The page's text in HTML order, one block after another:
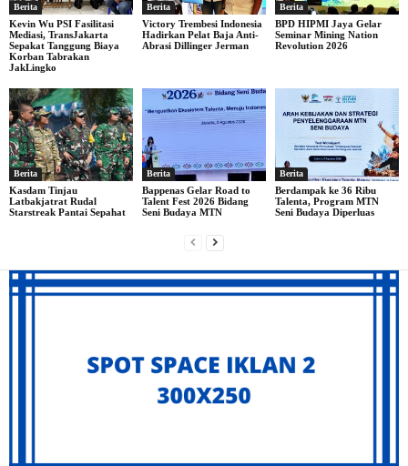
Berita
Kevin Wu PSI Fasilitasi
Mediasi, TransJakarta
Sepakat Tanggung Biaya
Korban Tabrakan
JakLingko
Berita
Victory Trembesi Indonesia
Hadirkan Pelat Baja Anti-
Abrasi Dillinger Jerman
Berita
BPD HIPMI Jaya Gelar
Seminar Mining Nation
Revolution 2026
Berita
Kasdam Tinjau
Latbakjatrat Rudal
Starstreak Pantai Sepahat
Berita
Bappenas Gelar Road to
Talent Fest 2026 Bidang
Seni Budaya MTN
Berita
Berdampak ke 36 Ribu
Talenta, Program MTN
Seni Budaya Diperluas